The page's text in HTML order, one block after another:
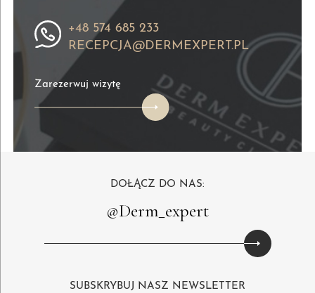
+48 574 685 233
RECEPCJA@DERMEXPERT.PL
Zarezerwuj wizytę
DOŁĄCZ DO NAS:
@Derm_expert
SUBSKRYBUJ NASZ NEWSLETTER